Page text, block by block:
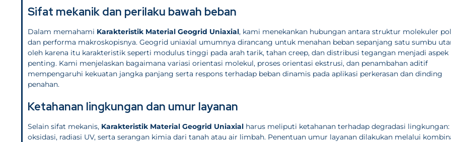
Sifat mekanik dan perilaku bawah beban
Dalam memahami Karakteristik Material Geogrid Uniaxial, kami menekankan hubungan antara struktur molekuler
dan performa makroskopisnya. Geogrid uniaxial umumnya dirancang untuk menahan beban sepanjang satu sumbu
oleh karena itu karakteristik seperti modulus tinggi pada arah tarik, tahan creep, dan distribusi tegangan menjadi aspek
penting. Kami menjelaskan bagaimana variasi orientasi molekul, proses orientasi ekstrusi, dan penambahan aditif
mempengaruhi kekuatan jangka panjang serta respons terhadap beban dinamis pada aplikasi perkerasan dan dinding
penahan.
Ketahanan lingkungan dan umur layanan
Selain sifat mekanis, Karakteristik Material Geogrid Uniaxial harus meliputi ketahanan terhadap degradasi lingkungan:
oksidasi, radiasi UV, serta serangan kimia dari tanah atau air limbah. Penentuan umur layanan dilakukan melalui